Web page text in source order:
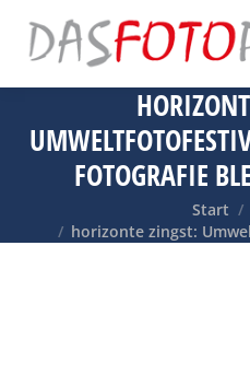
FOTOGRAFIE
Sie befinden sich hier:
Start
horizonte zingst: